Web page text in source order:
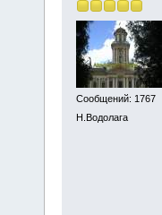
Сообщений: 1767
Н.Водолага